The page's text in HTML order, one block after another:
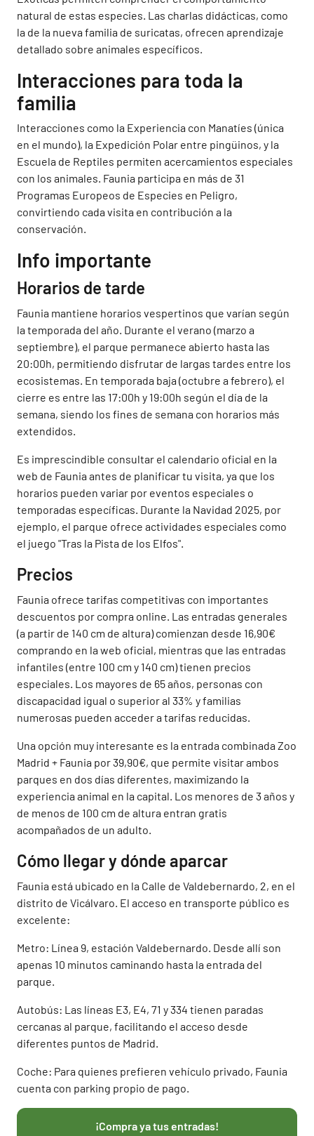
natural de estas especies. Las charlas didácticas, como
la de la nueva familia de suricatas, ofrecen aprendizaje
detallado sobre animales específicos.
Interacciones para toda la
familia
Interacciones como la Experiencia con Manatíes (única
en el mundo), la Expedición Polar entre pingüinos, y la
Escuela de Reptiles permiten acercamientos especiales
con los animales. Faunia participa en más de 31
Programas Europeos de Especies en Peligro,
convirtiendo cada visita en contribución a la
conservación.
Info importante
Horarios de tarde
Faunia mantiene horarios vespertinos que varían según
la temporada del año. Durante el verano (marzo a
septiembre), el parque permanece abierto hasta las
20:00h, permitiendo disfrutar de largas tardes entre los
ecosistemas. En temporada baja (octubre a febrero), el
cierre es entre las 17:00h y 19:00h según el día de la
semana, siendo los fines de semana con horarios más
extendidos.
Es imprescindible consultar el calendario oficial en la
web de Faunia antes de planificar tu visita, ya que los
horarios pueden variar por eventos especiales o
temporadas específicas. Durante la Navidad 2025, por
ejemplo, el parque ofrece actividades especiales como
el juego "Tras la Pista de los Elfos".
Precios
Faunia ofrece tarifas competitivas con importantes
descuentos por compra online. Las entradas generales
(a partir de 140 cm de altura) comienzan desde 16,90€
comprando en la web oficial, mientras que las entradas
infantiles (entre 100 cm y 140 cm) tienen precios
especiales. Los mayores de 65 años, personas con
discapacidad igual o superior al 33% y familias
numerosas pueden acceder a tarifas reducidas.
Una opción muy interesante es la entrada combinada Zoo
Madrid + Faunia por 39,90€, que permite visitar ambos
parques en dos días diferentes, maximizando la
experiencia animal en la capital. Los menores de 3 años y
de menos de 100 cm de altura entran gratis
acompañados de un adulto.
Cómo llegar y dónde aparcar
Faunia está ubicado en la Calle de Valdebernardo, 2, en el
distrito de Vicálvaro. El acceso en transporte público es
excelente:
Metro: Línea 9, estación Valdebernardo. Desde allí son
apenas 10 minutos caminando hasta la entrada del
parque.
Autobús: Las líneas E3, E4, 71 y 334 tienen paradas
cercanas al parque, facilitando el acceso desde
diferentes puntos de Madrid.
Coche: Para quienes prefieren vehículo privado, Faunia
cuenta con parking propio de pago.
¡Compra ya tus entradas!